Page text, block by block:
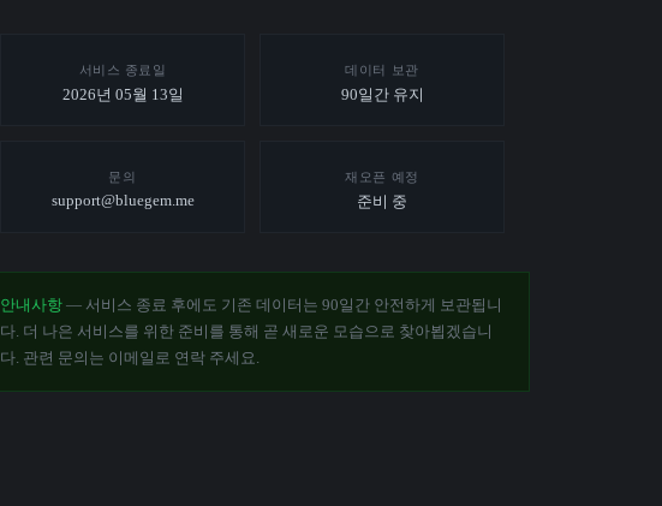
서비스 종료일
2026년 05월 13일
데이터 보관
90일간 유지
문의
support@bluegem.me
재오픈 예정
준비 중
안내사항 — 서비스 종료 후에도 기존 데이터는 90일간 안전하게 보관됩니
다. 더 나은 서비스를 위한 준비를 통해 곧 새로운 모습으로 찾아뵙겠습니
다. 관련 문의는 이메일로 연락 주세요.